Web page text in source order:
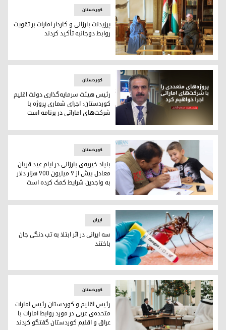
پرزیدنت مسعود بارزانی و شیخه بشیر فرحان، کاردار کنسولگری
کوردستان
پرزیدنت بارزانی و کاردار امارات بر تقویت
روابط دوجانبه تأکید کردند
دکتر محمد شکری رئیس هیئت سرمایه‌گذاری اقلیم کوردستان
کوردستان
رئیس هیئت سرمایه‌گذاری دولت اقلیم
کوردستان: اجرای شماری پروژه با
شرکت‌های اماراتی در برنامه است
بنیاد خیریه‌ی بارزانی در ایام عید قربان معادل بیش از ۹ میلیون ۹۰۰ هزار دلار به واجدین شرایط کمک کرده است
کوردستان
بنیاد خیریه‌ی بارزانی در ایام عید قربان
معادل بیش از ۹ میلیون ۹۰۰ هزار دلار
به واجدین شرایط کمک کرده است
شیوع تب دنگی در ایران
ایران
سه ایرانی در اثر ابتلا به تب دنگی جان
باختند
کوردستان
رئیس اقلیم و کوردستان رئیس امارات
متحده‌ی عربی در مورد روابط امارات با
عراق و اقلیم کوردستان گفتگو کردند